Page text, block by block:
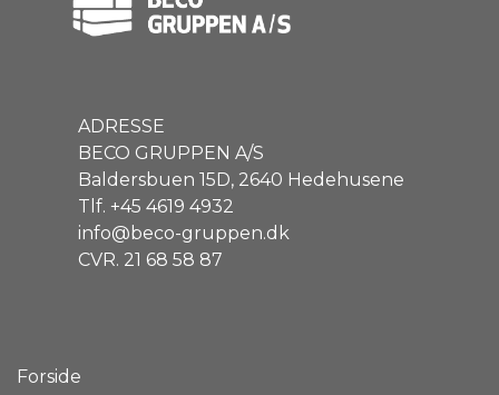
ADRESSE
BECO GRUPPEN A/S
Baldersbuen 15D, 2640 Hedehusene
Tlf. +45 4619 4932
info@beco-gruppen.dk
CVR. 21 68 58 87
Forside